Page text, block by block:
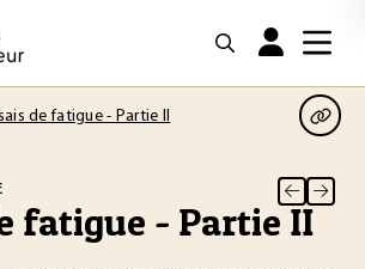
de fatigue - Partie II
fatigue - Partie II